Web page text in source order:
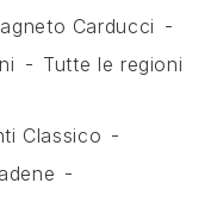
Carducci
Tutte le regioni
Classico